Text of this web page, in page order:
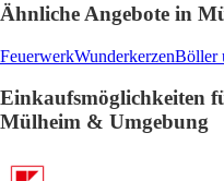
Ähnliche Angebote in
FeuerwerkWunderkerzenBöller
Einkaufsmöglichkeiten
Mülheim & Umgebung